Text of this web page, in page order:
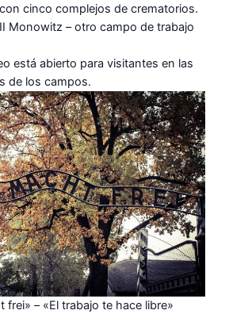
cinco complejos de crematorios.
Monowitz – otro campo de trabajo
está abierto para visitantes en las
de los campos.
frei» – «El trabajo te hace libre»